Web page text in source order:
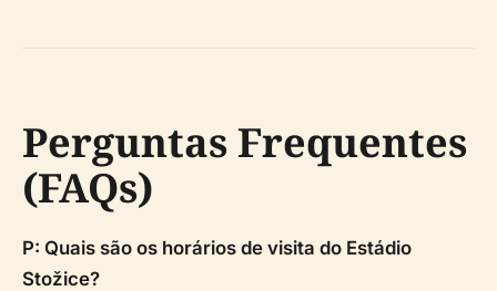
Perguntas Frequentes
(FAQs)
P: Quais são os horários de visita do Estádio
Stožice?